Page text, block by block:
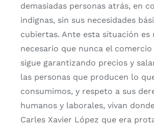
demasiadas personas atrás, en
indignas, sin sus necesidades
cubiertas. Ante esta situación es
necesario que nunca el
sigue garantizando precios y
las personas que producen lo
consumimos, y respeto a sus
humanos y laborales, vivan
Carles Xavier López que era